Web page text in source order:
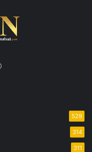
WhatsApp
529
314
311